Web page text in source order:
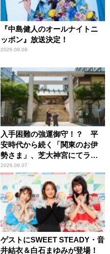
『中島健人のオールナイトニ
ッポン』放送決定！
2026.08.08
入手困難の強運御守！？ 平
安時代から続く「関東のお伊
勢さま」、芝大神宮にてラン
パンプスが合格祈願！
2026.08.07
ゲストにSWEET STEADY・音
井結衣＆白石まゆみが登場！